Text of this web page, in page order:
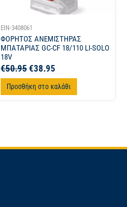
EIN-3408061
ΦΟΡΗΤΟΣ ΑΝΕΜΙΣΤΗΡΑΣ
ΜΠΑΤΑΡΙΑΣ GC-CF 18/110 LI-SOLO
18V
€50.95€38.95
Προσθήκη στο καλάθι